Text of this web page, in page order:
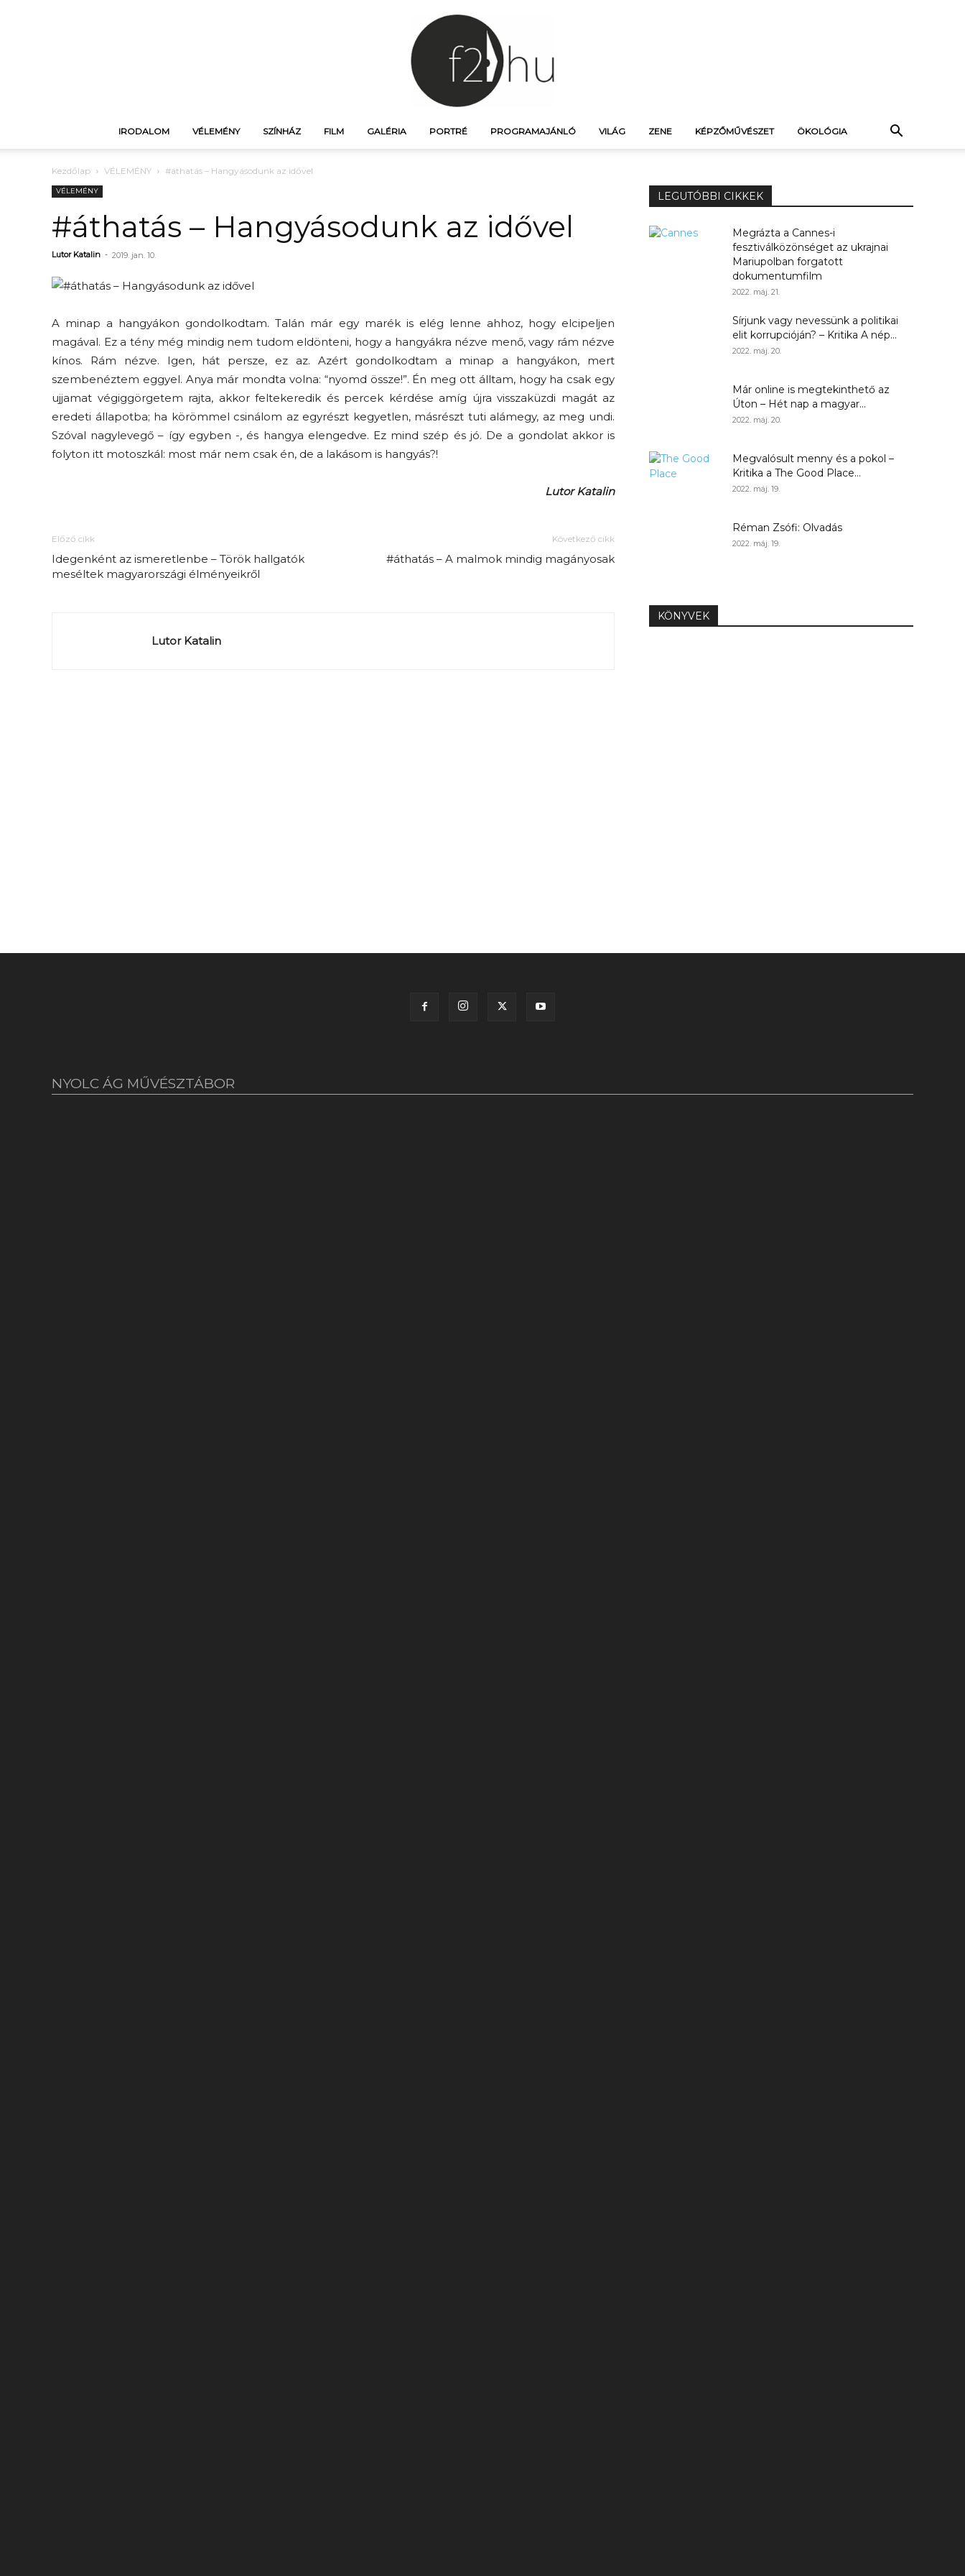
A
fiatalság
IRODALOM VÉLEMÉNY SZÍNHÁZ FILM GALÉRIA PORTRÉ PROGRAMAJÁNLÓ VILÁG ZENE KÉPZŐMŰVÉSZET ÖKOLÓGIA
Kezdőlap VÉLEMÉNY #áthatás – Hangyásodunk az idővel
VÉLEMÉNY
#áthatás – Hangyásodunk az idővel
Lutor Katalin - 2019. jan. 10.
A minap a hangyákon gondolkodtam. Talán már egy marék is elég lenne ahhoz, hogy elcipeljen
magával. Ez a tény még mindig nem tudom eldönteni, hogy a hangyákra nézve menő, vagy rám nézve
kínos. Rám nézve. Igen, hát persze, ez az. Azért gondolkodtam a minap a hangyákon, mert
szembenéztem eggyel. Anya már mondta volna: “nyomd össze!”. Én meg ott álltam, hogy ha csak egy
ujjamat végiggörgetem rajta, akkor feltekeredik és percek kérdése amíg újra visszaküzdi magát az
eredeti állapotba; ha körömmel csinálom az egyrészt kegyetlen, másrészt tuti alámegy, az meg undi.
Szóval nagylevegő – így egyben -, és hangya elengedve. Ez mind szép és jó. De a gondolat akkor is
folyton itt motoszkál: most már nem csak én, de a lakásom is hangyás?!
Lutor Katalin
Előző cikk
Idegenként az ismeretlenbe – Török hallgatók
meséltek magyarországi élményeikről
Következő cikk
#áthatás – A malmok mindig magányosak
Lutor Katalin
LEGUTÓBBI CIKKEK
Megrázta a Cannes-i
fesztiválközönséget az ukrajnai
Mariupolban forgatott
dokumentumfilm
2022. máj. 21.
Sírjunk vagy nevessünk a politikai
elit korrupcióján? – Kritika A nép...
2022. máj. 20.
Már online is megtekinthető az
Úton – Hét nap a magyar...
2022. máj. 20.
Megvalósult menny és a pokol –
Kritika a The Good Place...
2022. máj. 19.
Réman Zsófi: Olvadás
2022. máj. 19.
KÖNYVEK
NYOLC ÁG MŰVÉSZTÁBOR